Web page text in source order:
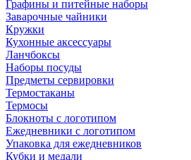
Графины и питейные наборы
Заварочные чайники
Кружки
Кухонные аксессуары
Ланчбоксы
Наборы посуды
Предметы сервировки
Термостаканы
Термосы
Блокноты с логотипом
Ежедневники с логотипом
Упаковка для ежедневников
Кубки и медали